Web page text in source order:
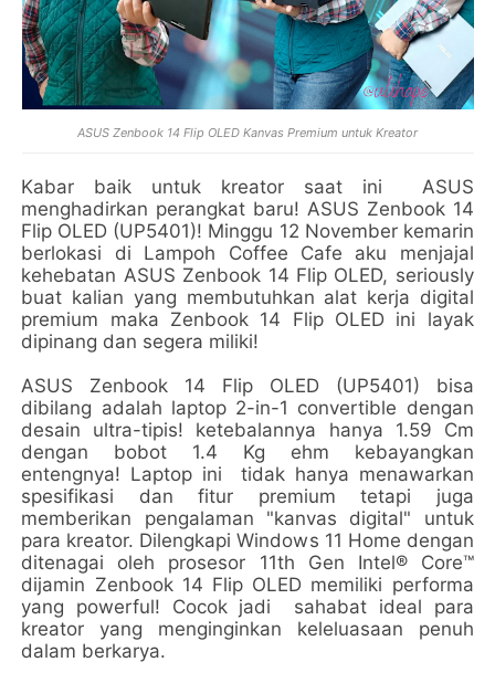
ASUS Zenbook 14 Flip OLED Kanvas Premium untuk Kreator
Kabar baik untuk kreator saat ini ASUS
menghadirkan perangkat baru! ASUS Zenbook 14
Flip OLED (UP5401)! Minggu 12 November kemarin
berlokasi di Lampoh Coffee Cafe aku menjajal
kehebatan ASUS Zenbook 14 Flip OLED, seriously
buat kalian yang membutuhkan alat kerja digital
premium maka Zenbook 14 Flip OLED ini layak
dipinang dan segera miliki!
ASUS Zenbook 14 Flip OLED (UP5401) bisa
dibilang adalah laptop 2-in-1 convertible dengan
desain ultra-tipis! ketebalannya hanya 1.59 Cm
dengan bobot 1.4 Kg ehm kebayangkan
entengnya! Laptop ini tidak hanya menawarkan
spesifikasi dan fitur premium tetapi juga
memberikan pengalaman "kanvas digital" untuk
para kreator. Dilengkapi Windows 11 Home dengan
ditenagai oleh prosesor 11th Gen Intel® Core™
dijamin Zenbook 14 Flip OLED memiliki performa
yang powerful! Cocok jadi sahabat ideal para
kreator yang menginginkan keleluasaan penuh
dalam berkarya.